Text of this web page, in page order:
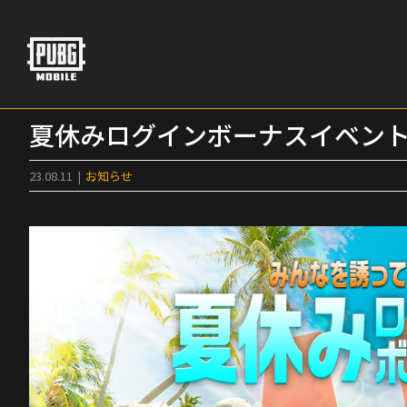
content
夏休みログインボーナスイベン
23.08.11 | お知らせ